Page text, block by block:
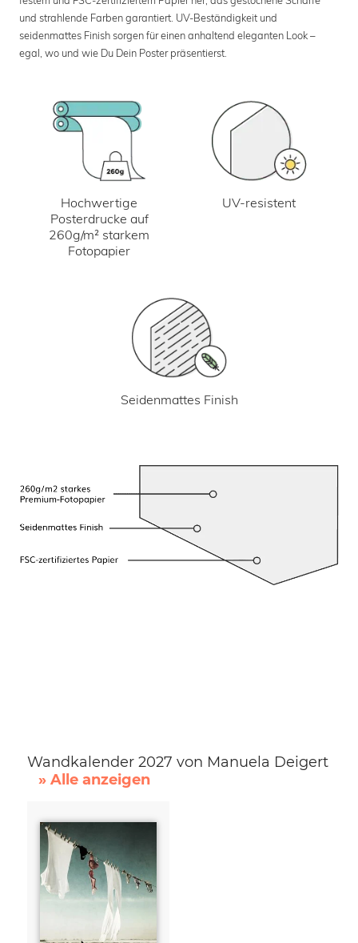
und strahlende Farben garantiert. UV-Beständigkeit und
seidenmattes Finish sorgen für einen anhaltend eleganten Look –
egal, wo und wie Du Dein Poster präsentierst.
Hochwertige
Posterdrucke auf
260g/m² starkem
Fotopapier
UV-resistent
Seidenmattes Finish
Wandkalender 2027 von Manuela Deigert
» Alle anzeigen